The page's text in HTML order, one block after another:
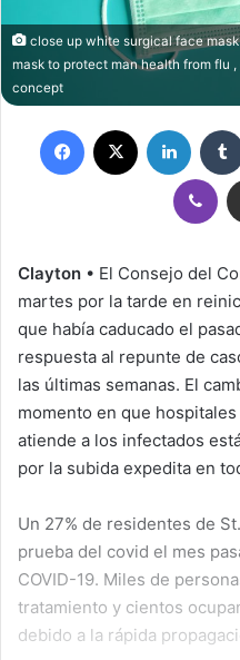
close up white surgical face
mask to protect man health from flu
concept
Facebook LinkedIn
Clayton • El Consejo del
martes por la tarde en
que había caducado el
respuesta al repunte de
las últimas semanas. El
momento en que
atiende a los infectados
por la subida expedita en
Un 27% de residentes de
prueba del covid el mes
COVID-19. Miles de
tratamiento y cientos
debido a la rápida